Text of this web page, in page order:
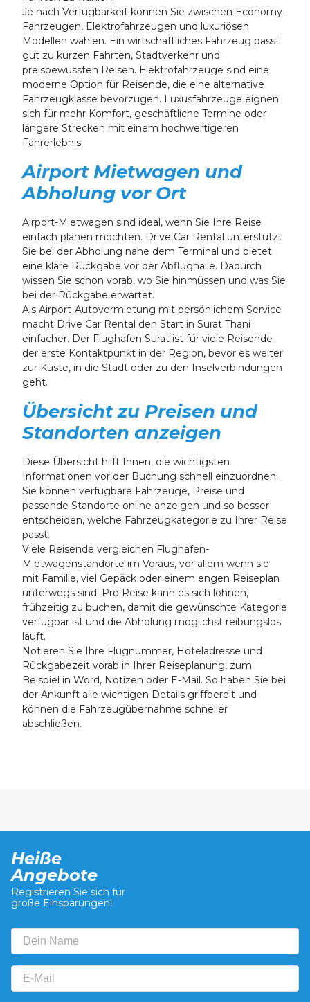
Je nach Verfügbarkeit können Sie zwischen Economy-
Fahrzeugen, Elektrofahrzeugen und luxuriösen
Modellen wählen. Ein wirtschaftliches Fahrzeug passt
gut zu kurzen Fahrten, Stadtverkehr und
preisbewussten Reisen. Elektrofahrzeuge sind eine
moderne Option für Reisende, die eine alternative
Fahrzeugklasse bevorzugen. Luxusfahrzeuge eignen
sich für mehr Komfort, geschäftliche Termine oder
längere Strecken mit einem hochwertigeren
Fahrerlebnis.
Airport Mietwagen und
Abholung vor Ort
Airport-Mietwagen sind ideal, wenn Sie Ihre Reise
einfach planen möchten. Drive Car Rental unterstützt
Sie bei der Abholung nahe dem Terminal und bietet
eine klare Rückgabe vor der Abflughalle. Dadurch
wissen Sie schon vorab, wo Sie hinmüssen und was Sie
bei der Rückgabe erwartet.
Als Airport-Autovermietung mit persönlichem Service
macht Drive Car Rental den Start in Surat Thani
einfacher. Der Flughafen Surat ist für viele Reisende
der erste Kontaktpunkt in der Region, bevor es weiter
zur Küste, in die Stadt oder zu den Inselverbindungen
geht.
Übersicht zu Preisen und
Standorten anzeigen
Diese Übersicht hilft Ihnen, die wichtigsten
Informationen vor der Buchung schnell einzuordnen.
Sie können verfügbare Fahrzeuge, Preise und
passende Standorte online anzeigen und so besser
entscheiden, welche Fahrzeugkategorie zu Ihrer Reise
passt.
Viele Reisende vergleichen Flughafen-
Mietwagenstandorte im Voraus, vor allem wenn sie
mit Familie, viel Gepäck oder einem engen Reiseplan
unterwegs sind. Pro Reise kann es sich lohnen,
frühzeitig zu buchen, damit die gewünschte Kategorie
verfügbar ist und die Abholung möglichst reibungslos
läuft.
Notieren Sie Ihre Flugnummer, Hoteladresse und
Rückgabezeit vorab in Ihrer Reiseplanung, zum
Beispiel in Word, Notizen oder E-Mail. So haben Sie bei
der Ankunft alle wichtigen Details griffbereit und
können die Fahrzeugübernahme schneller
abschließen.
Heiße
Angebote
Registrieren Sie sich für
große Einsparungen!